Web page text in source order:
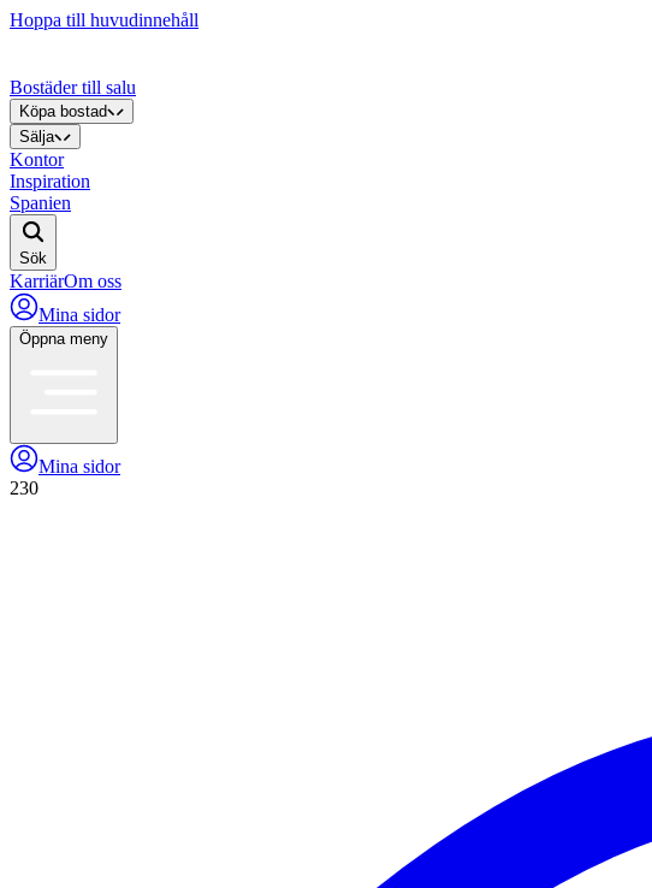
Hoppa till huvudinnehåll
Bostäder till salu
Köpa bostad
Sälja
Kontor
Inspiration
Spanien
Sök
KarriärOm oss
Mina sidor
Öppna meny
Mina sidor
230